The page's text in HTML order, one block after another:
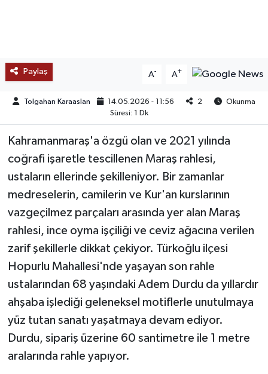
Paylaş A- A+
Tolgahan Karaaslan 14.05.2026 - 11:56 2
Okunma
Süresi: 1 Dk
Kahramanmaraş'a özgü olan ve 2021 yılında
coğrafi işaretle tescillenen Maraş rahlesi,
ustaların ellerinde şekilleniyor. Bir zamanlar
medreselerin, camilerin ve Kur'an kurslarının
vazgeçilmez parçaları arasında yer alan Maraş
rahlesi, ince oyma işçiliği ve ceviz ağacına verilen
zarif şekillerle dikkat çekiyor. Türkoğlu ilçesi
Hopurlu Mahallesi'nde yaşayan son rahle
ustalarından 68 yaşındaki Adem Durdu da yıllardır
ahşaba işlediği geleneksel motiflerle unutulmaya
yüz tutan sanatı yaşatmaya devam ediyor.
Durdu, sipariş üzerine 60 santimetre ile 1 metre
aralarında rahle yapıyor.
DÜNYA
MEDYA
OTOMOTİV
YAŞAM
KÜLTÜR SANAT